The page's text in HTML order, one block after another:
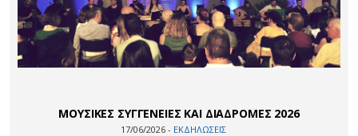
ΜΟΥΣΙΚΕΣ ΣΥΓΓΕΝΕΙΕΣ ΚΑΙ ΔΙΑΔΡΟΜΕΣ 2026
17/06/2026 - ΕΚΔΗΛΩΣΕΙΣ